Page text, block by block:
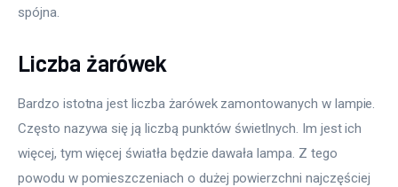
spójna.
Liczba żarówek
Bardzo istotna jest liczba żarówek zamontowanych w lampie.
Często nazywa się ją liczbą punktów świetlnych. Im jest ich
więcej, tym więcej światła będzie dawała lampa. Z tego
powodu w pomieszczeniach o dużej powierzchni najczęściej